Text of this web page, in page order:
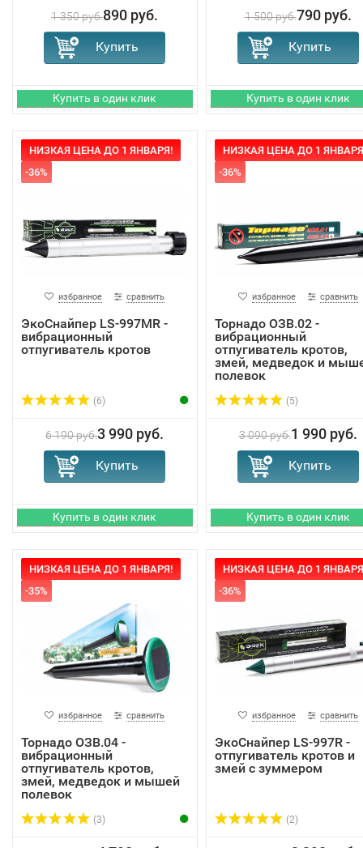
1 350 руб.890 руб. 1 500 руб.790 руб.
НИЗКАЯ ЦЕНА ДО 1 ЯНВАРЯ!
-36%
избранное сравнить
ЭкоСнайпер LS-997MR -
вибрационный
отпугиватель кротов
(6)
6 190 руб.3 990 руб.
НИЗКАЯ ЦЕНА ДО 1
-36%
избранное сравнить
Торнадо ОЗВ.02 -
вибрационный
отпугиватель кротов,
змей, медведок и
полевок
(5)
3 090 руб.1 990 руб.
НИЗКАЯ ЦЕНА ДО 1 ЯНВАРЯ!
-35%
избранное сравнить
Торнадо ОЗВ.04 -
вибрационный
отпугиватель кротов,
змей, медведок и мышей
полевок
(3)
НИЗКАЯ ЦЕНА ДО 1
-36%
избранное сравнить
ЭкоСнайпер LS-997R -
отпугиватель кротов и
змей с зуммером
(2)